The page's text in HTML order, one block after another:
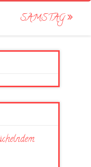
SAMSTAG